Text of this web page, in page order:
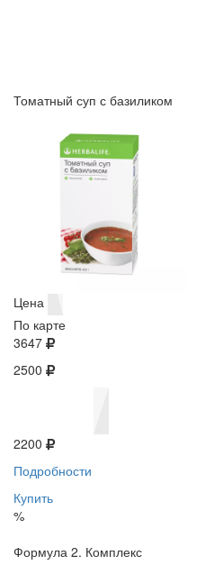
Томатный суп с базиликом
Цена
По карте
3647
2500
2200
Подробности
Купить
%
Формула 2. Комплекс